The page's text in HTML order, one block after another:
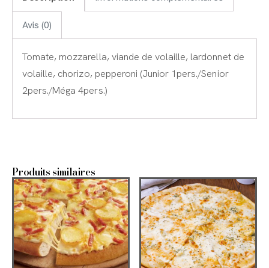
Avis (0)
Tomate, mozzarella, viande de volaille, lardonnet de
volaille, chorizo, pepperoni (Junior 1pers./Senior
2pers./Méga 4pers.)
Produits similaires